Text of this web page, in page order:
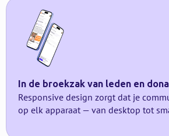
In de broekzak van leden en
Responsive design zorgt dat je
op elk apparaat — van desktop tot